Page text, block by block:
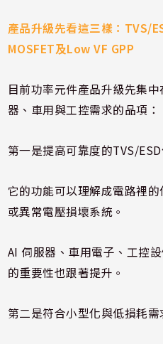
產品升級先看這三樣：TVS/
MOSFET及Low VF GPP
目前功率元件產品升級先集
器、車用與工控需求的品項：
第一是提高可靠度的TVS/ESD
它的功能可以理解成電路裡
或異常電壓損壞系統。
AI 伺服器、車用電子、工控
的重要性也跟著提升。
第二是符合小型化與低損耗需